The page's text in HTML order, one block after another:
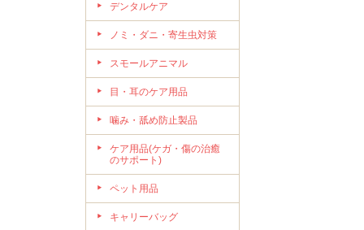
デンタルケア
ノミ・ダニ・寄生虫対策
スモールアニマル
目・耳のケア用品
噛み・舐め防止製品
ケア用品(ケガ・傷の治癒
のサポート)
ペット用品
キャリーバッグ